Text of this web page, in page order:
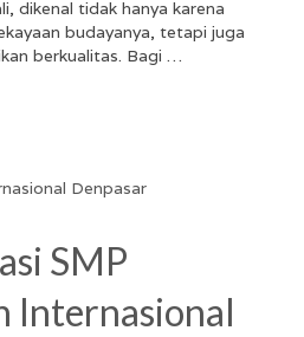
dikenal tidak hanya karena
budayanya, tetapi juga
berkualitas. Bagi …
SMP
Internasional